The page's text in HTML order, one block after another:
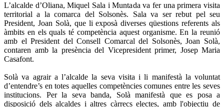
L’alcalde d’Oliana, Miquel Sala i Muntada va fer una primera visita
territorial a la comarca del Solsonès. Sala va ser rebut pel seu
President, Joan Solà, que li exposà diverses qüestions referents als
àmbits en els quals té competència aquest organisme. En la reunió
amb el President del Consell Comarcal del Solsonès, Joan Solà,
contaren amb la presència del Vicepresident primer, Josep Maria
Casafont.
Solà va agrair a l’alcalde la seva visita i li manifestà la voluntat
d’entendre’s en totes aquelles competències comunes entre les seves
institucions. Per la seva banda, Solà manifestà que es posa a
disposició dels alcaldes i altres càrrecs electes, amb l'objectiu de